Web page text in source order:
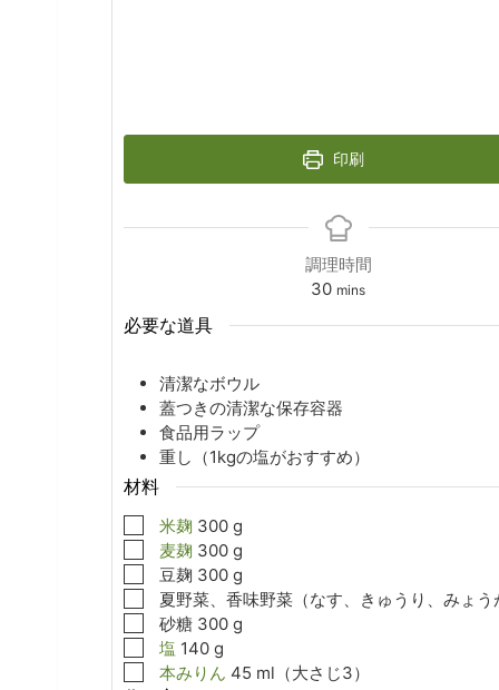
印刷
調理時間
30minutes
mins
必要な道具
清潔なボウル
蓋つきの清潔な保存容器
食品用ラップ
重し（1kgの塩がおすすめ）
材料
▢
米麹 300 g
▢
麦麹 300 g
▢
豆麹 300 g
▢
夏野菜、香味野菜（なす、きゅうり、みょ
▢
砂糖 300 g
▢
塩 140 g
▢
本みりん 45 ml（大さじ3）